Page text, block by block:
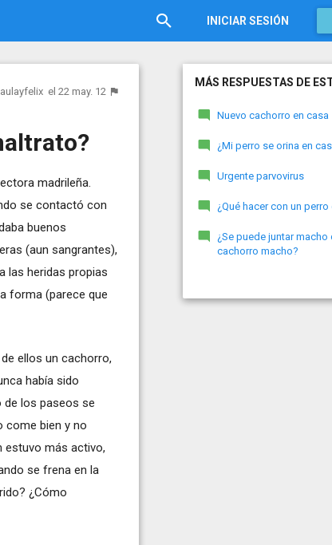
INICIAR SESIÓN
el 22 may. 12
madrileña.
se contactó con
buenos
(aun sangrantes),
las heridas propias
forma (parece que
ellos un cachorro,
había sido
de los paseos se
come bien y no
estuvo más activo,
se frena en la
¿Cómo
MÁS RESPUESTAS DE
Nuevo cachorro en casa
¿Mi perro se orina en
Urgente parvovirus
¿Qué hacer con un
¿Se puede juntar
cachorro macho?